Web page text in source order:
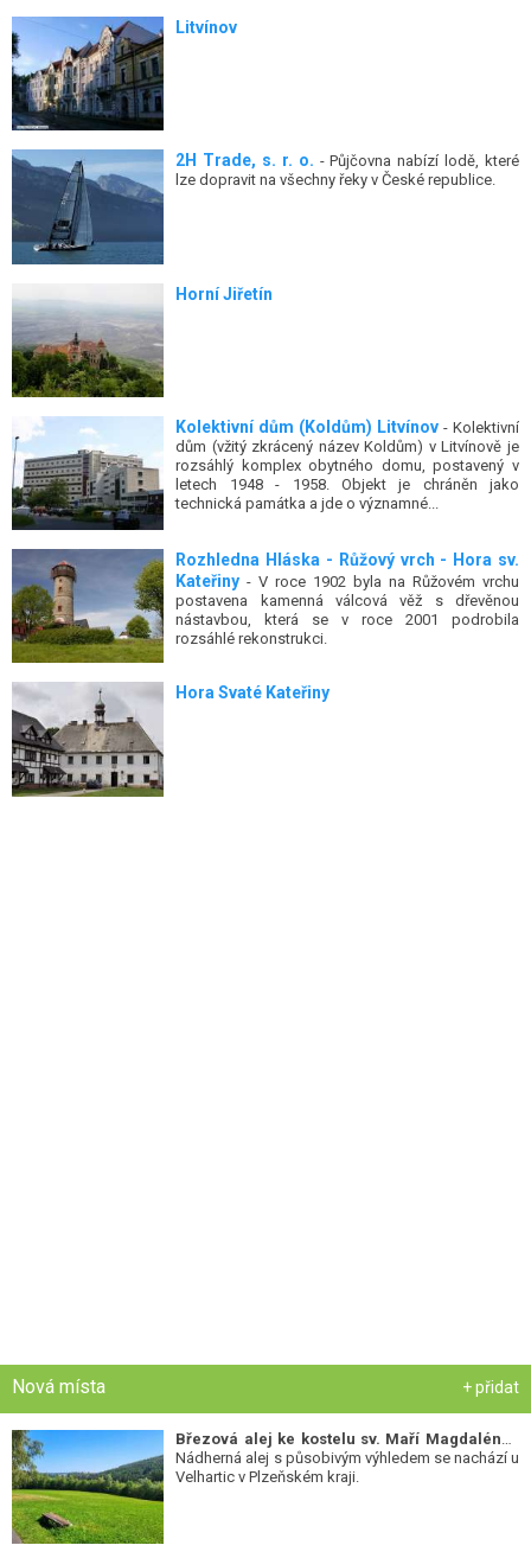
Litvínov
2H Trade, s. r. o. - Půjčovna nabízí lodě, které
lze dopravit na všechny řeky v České republice.
Horní Jiřetín
Kolektivní dům (Koldům) Litvínov - Kolektivní
dům (vžitý zkrácený název Koldům) v Litvínově je
rozsáhlý komplex obytného domu, postavený v
letech 1948 - 1958. Objekt je chráněn jako
technická památka a jde o významné...
Rozhledna Hláska - Růžový vrch - Hora sv.
Kateřiny - V roce 1902 byla na Růžovém vrchu
postavena kamenná válcová věž s dřevěnou
nástavbou, která se v roce 2001 podrobila
rozsáhlé rekonstrukci.
Hora Svaté Kateřiny
Nová místa + přidat
Nádherná alej s působivým výhledem se nachází u
Velhartic v Plzeňském kraji.